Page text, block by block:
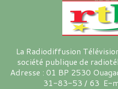
La Radiodiffusion
société publique de
Adresse : 01 BP 2530
31-83-53 / 63 E-